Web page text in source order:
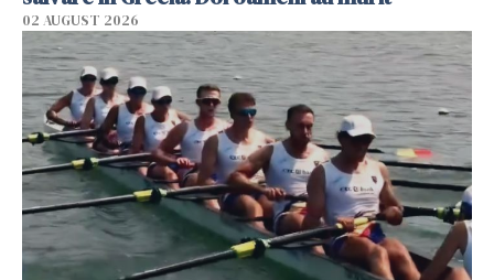
02 AUGUST 2026